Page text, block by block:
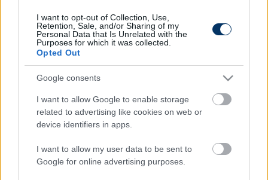
I want to opt-out of Collection, Use,
Retention, Sale, and/or Sharing of my
Personal Data that Is Unrelated with the
Purposes for which it was collected.
Opted Out
Google consents
I want to allow Google to enable storage
related to advertising like cookies on web or
device identifiers in apps.
I want to allow my user data to be sent to
Google for online advertising purposes.
Itt állíthatod be, hogy a Csakfoci az elsők
között legyen a Google-találatokban
Tetszett a cikk? Megosztanád?
CÍMKÉK: #KÜLFÖLDI FOCI #ANGOL FOCI
#PREMIER
#MANCHESTER UNITED
RONALDO